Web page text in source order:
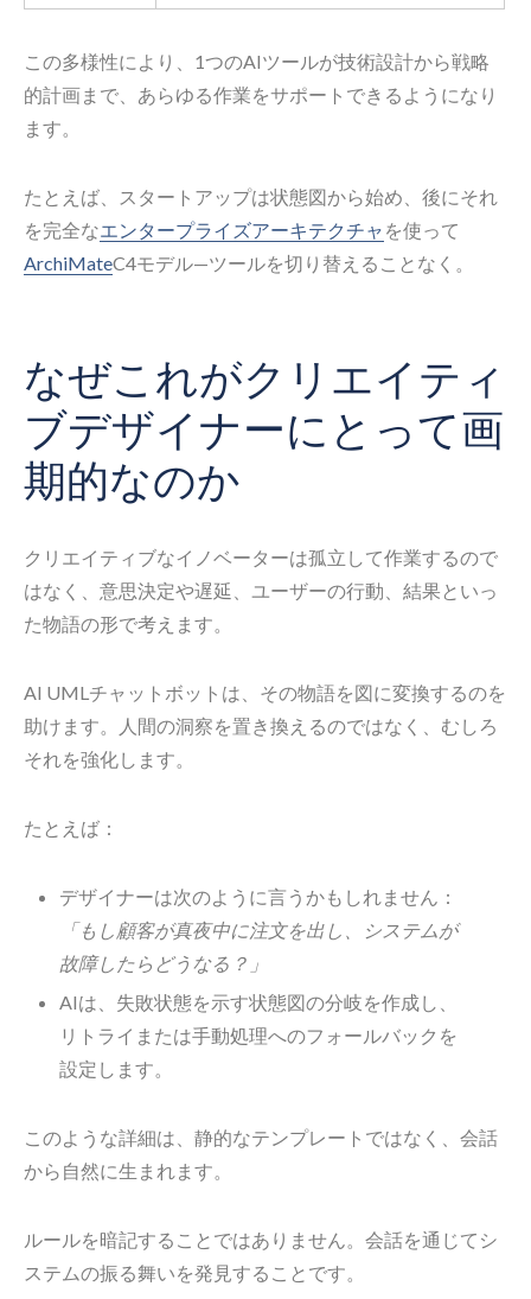
この多様性により、1つのAIツールが技術設計から戦略
的計画まで、あらゆる作業をサポートできるようになり
ます。
たとえば、スタートアップは状態図から始め、後にそれ
を完全なエンタープライズアーキテクチャ を使って
ArchiMateC4モデル—ツールを切り替えることなく。
なぜこれがクリエイティ
ブデザイナーにとって画
期的なのか
クリエイティブなイノベーターは孤立して作業するので
はなく、意思決定や遅延、ユーザーの行動、結果といっ
た物語の形で考えます。
AI UMLチャットボットは、その物語を図に変換するのを
助けます。人間の洞察を置き換えるのではなく、むしろ
それを強化します。
たとえば：
デザイナーは次のように言うかもしれません：
「もし顧客が真夜中に注文を出し、システムが
故障したらどうなる？」
AIは、失敗状態を示す状態図の分岐を作成し、
リトライまたは手動処理へのフォールバックを
設定します。
このような詳細は、静的なテンプレートではなく、会話
から自然に生まれます。
ルールを暗記することではありません。会話を通じてシ
ステムの振る舞いを発見することです。